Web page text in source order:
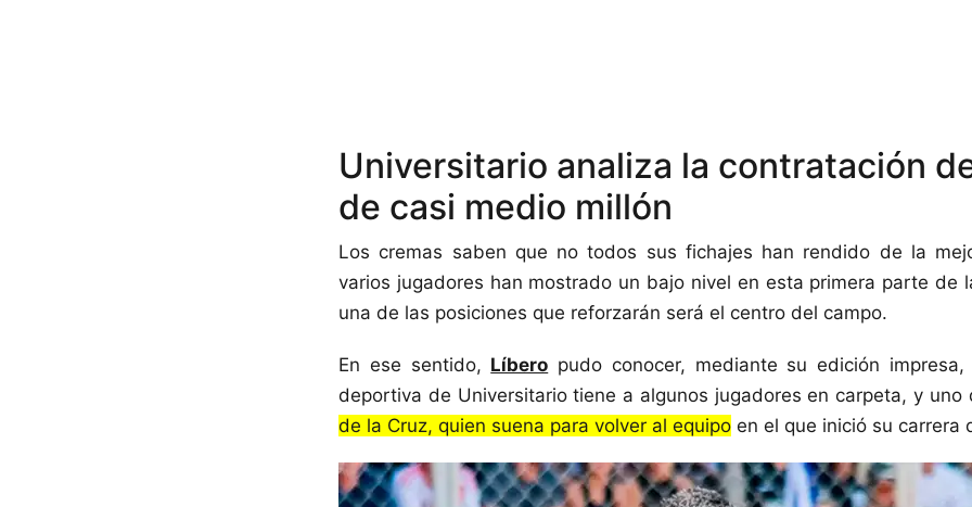
Universitario analiza la contratación
de casi medio millón
Los cremas saben que no todos sus fichajes han rendido de la
varios jugadores han mostrado un bajo nivel en esta primera parte de
una de las posiciones que reforzarán será el centro del campo.
En ese sentido, Líbero pudo conocer, mediante su edición
deportiva de Universitario tiene a algunos jugadores en carpeta, y
de la Cruz, quien suena para volver al equipo en el que inició su carrera